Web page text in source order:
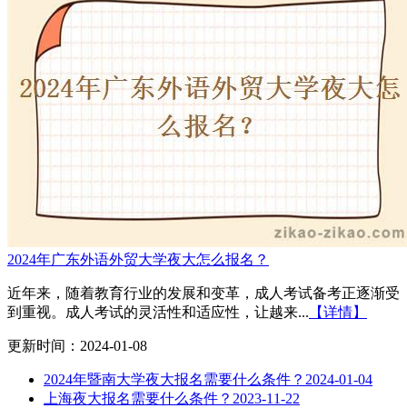
2024年广东外语外贸大学夜大怎么报名？
近年来，随着教育行业的发展和变革，成人考试备考正逐渐受
到重视。成人考试的灵活性和适应性，让越来... 【详情】
更新时间：2024-01-08
2024年暨南大学夜大报名需要什么条件？ 2024-01-04
上海夜大报名需要什么条件？ 2023-11-22